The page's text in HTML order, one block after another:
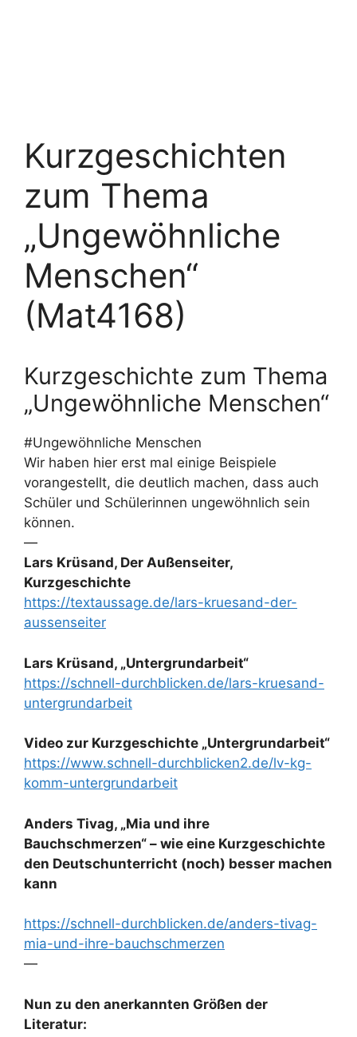
Kurzgeschichten
zum Thema
„Ungewöhnliche
Menschen“
(Mat4168)
Kurzgeschichte zum Thema
„Ungewöhnliche Menschen“
#Ungewöhnliche Menschen
Wir haben hier erst mal einige Beispiele
vorangestellt, die deutlich machen, dass auch
Schüler und Schülerinnen ungewöhnlich sein
können.
—
Lars Krüsand, Der Außenseiter,
Kurzgeschichte
https://textaussage.de/lars-kruesand-der-
aussenseiter
Lars Krüsand, „Untergrundarbeit“
https://schnell-durchblicken.de/lars-kruesand-
untergrundarbeit
Video zur Kurzgeschichte „Untergrundarbeit“
https://www.schnell-durchblicken2.de/lv-kg-
komm-untergrundarbeit
Anders Tivag, „Mia und ihre
Bauchschmerzen“ – wie eine Kurzgeschichte
den Deutschunterricht (noch) besser machen
kann
https://schnell-durchblicken.de/anders-tivag-
mia-und-ihre-bauchschmerzen
—
Nun zu den anerkannten Größen der
Literatur: